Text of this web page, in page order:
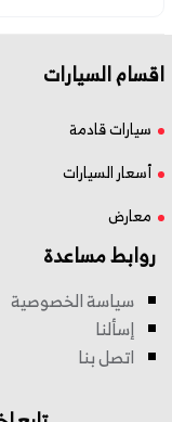
اقسام السيارات
سيارات قادمة
أسعار السيارات
معارض
روابط مساعدة
سياسة الخصوصية
إسألنا
اتصل بنا